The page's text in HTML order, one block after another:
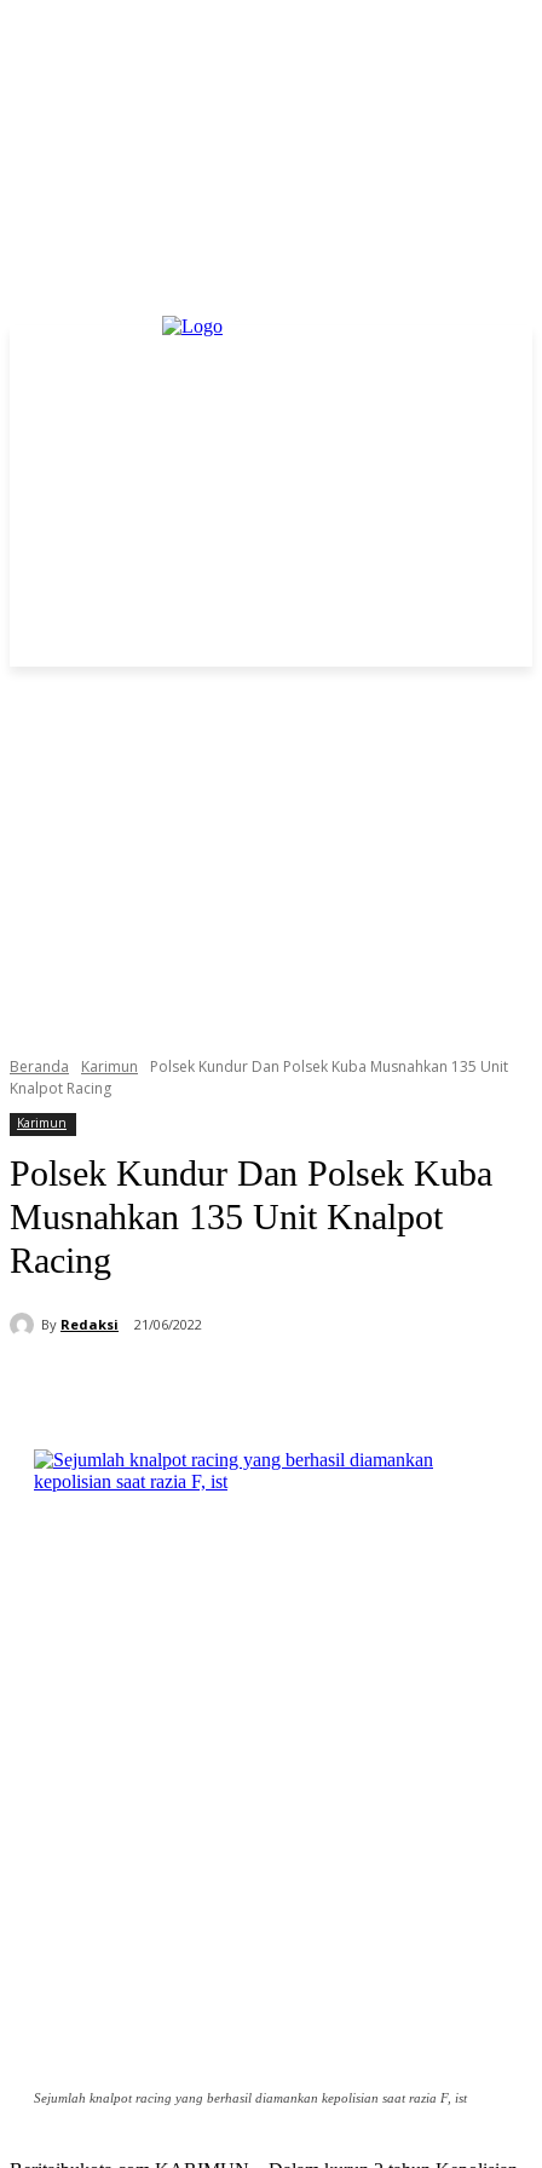
Beranda Karimun
Polsek Kundur Dan Polsek Kuba Musnahkan 135 Unit
Knalpot Racing
Karimun
Polsek Kundur Dan Polsek Kuba
Musnahkan 135 Unit Knalpot
Racing
By Redaksi 21/06/2022
Sejumlah knalpot racing yang berhasil diamankan kepolisian saat razia F, ist